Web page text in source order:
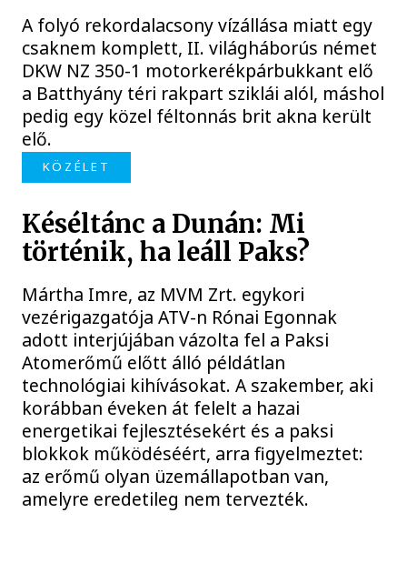
A folyó rekordalacsony vízállása miatt egy
csaknem komplett, II. világháborús német
DKW NZ 350-1 motorkerékpárbukkant elő
a Batthyány téri rakpart sziklái alól, máshol
pedig egy közel féltonnás brit akna került
elő.
KÖZÉLET
Késéltánc a Dunán: Mi
történik, ha leáll Paks?
Mártha Imre, az MVM Zrt. egykori
vezérigazgatója ATV-n Rónai Egonnak
adott interjújában vázolta fel a Paksi
Atomerőmű előtt álló példátlan
technológiai kihívásokat. A szakember, aki
korábban éveken át felelt a hazai
energetikai fejlesztésekért és a paksi
blokkok működéséért, arra figyelmeztet:
az erőmű olyan üzemállapotban van,
amelyre eredetileg nem tervezték.